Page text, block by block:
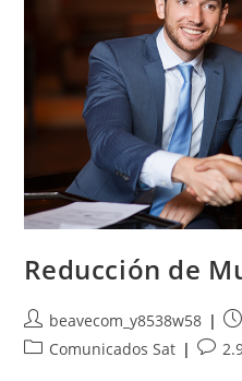
Reducción de
Autor
de
beavecom_y8538w58
de
Categoría
Comunicados Sat